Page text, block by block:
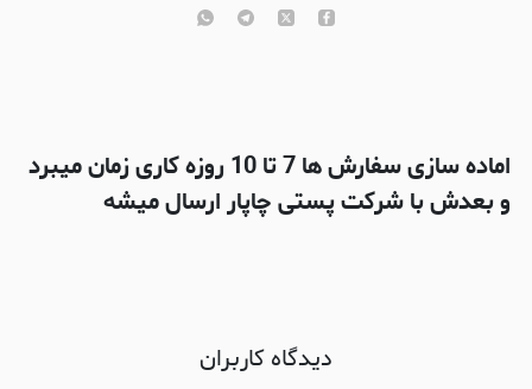
اماده سازی سفارش ها 7 تا 10 روزه کاری زمان میبرد
و بعدش با شرکت پستی چاپار ارسال میشه
دیدگاه کاربران